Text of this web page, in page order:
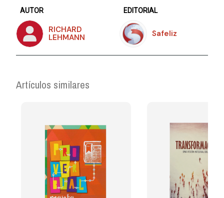
AUTOR
RICHARD
LEHMANN
EDITORIAL
Safeliz
Artículos similares